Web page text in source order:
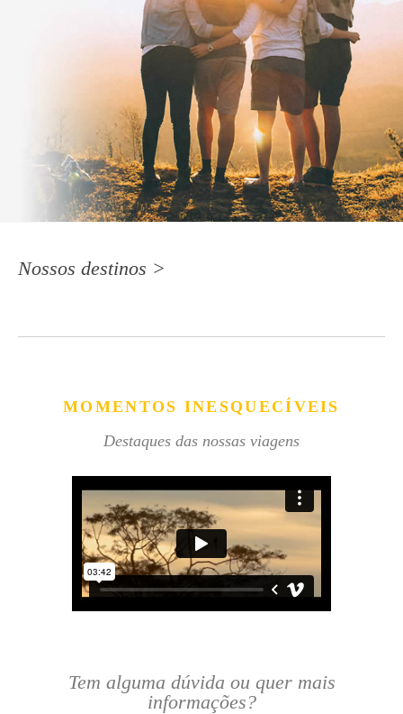
Nossos destinos >
MOMENTOS INESQUECÍVEIS
Destaques das nossas viagens
Tem alguma dúvida ou quer mais
informações?